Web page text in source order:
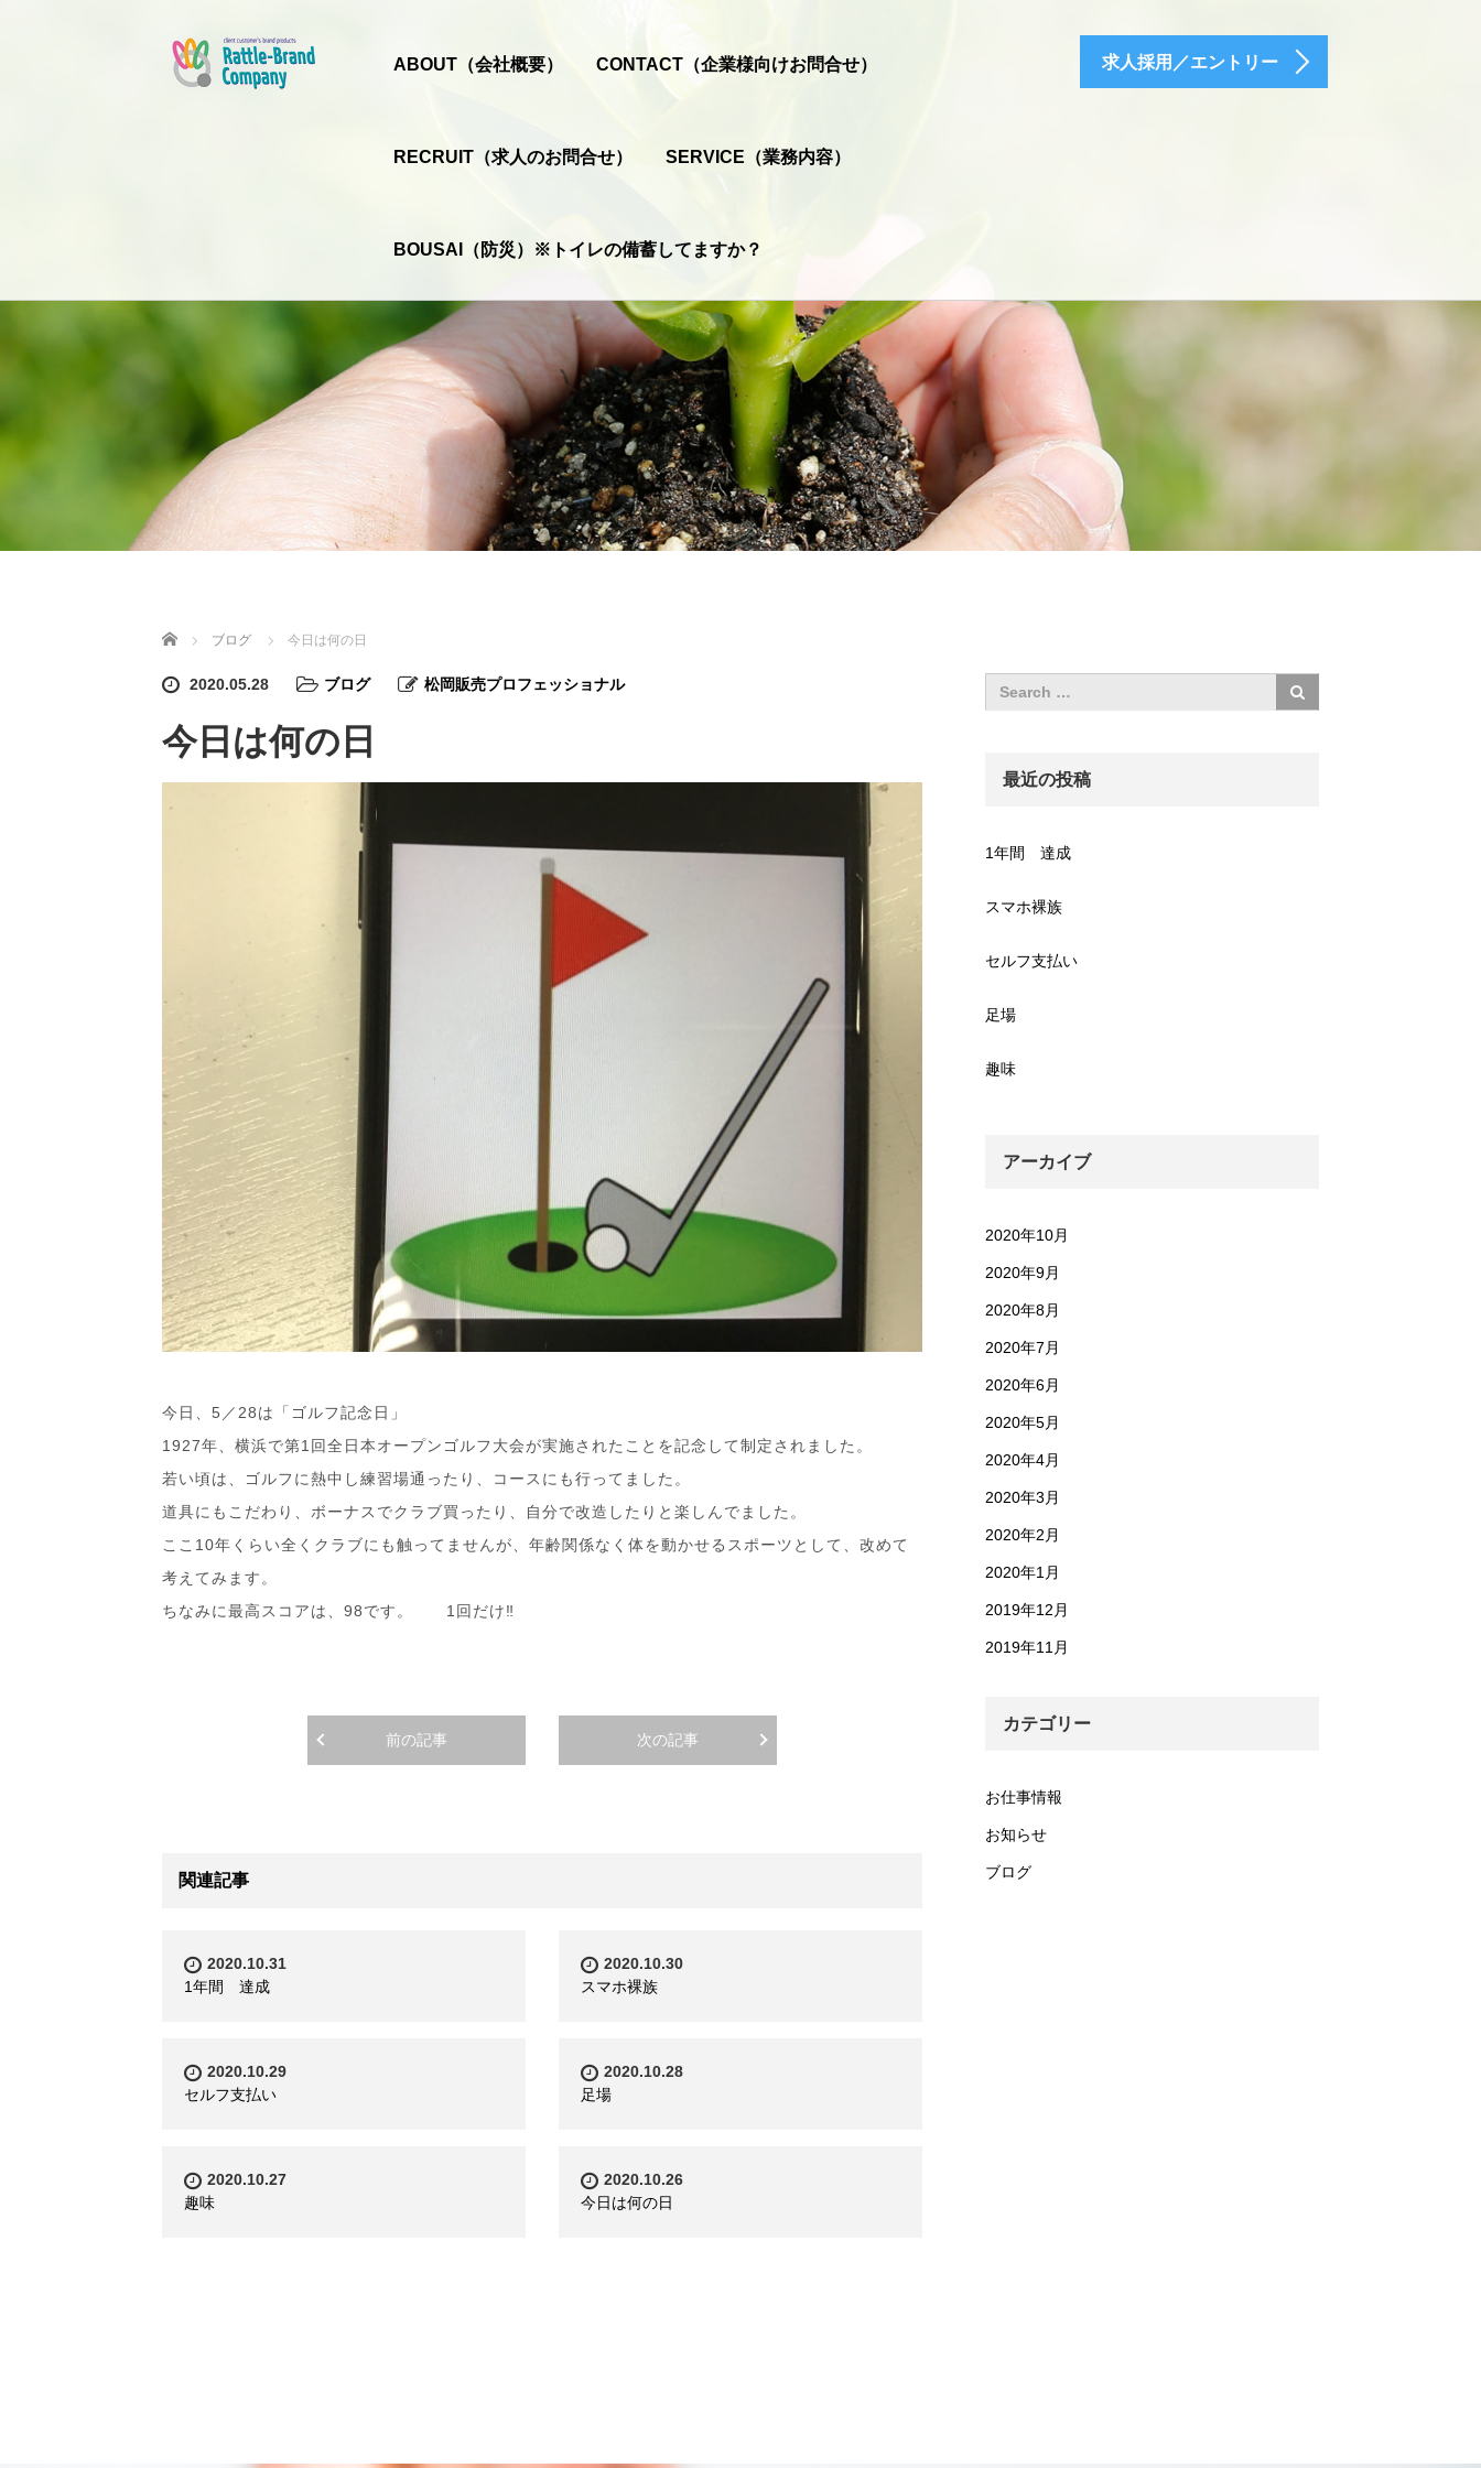
ABOUT（会社概要） CONTACT（企業様向けお問合せ）
RECRUIT（求人のお問合せ） SERVICE（業務内容）
BOUSAI（防災）※トイレの備蓄してますか？
求人採用／エントリー
ホーム ブログ 今日は何の日
2020.05.28 ブログ 松岡販売プロフェッショナル
今日は何の日
今日、5／28は「ゴルフ記念日」
1927年、横浜で第1回全日本オープンゴルフ大会が実施されたことを記念して制定されました。
若い頃は、ゴルフに熱中し練習場通ったり、コースにも行ってました。
道具にもこだわり、ボーナスでクラブ買ったり、自分で改造したりと楽しんでました。
ここ10年くらい全くクラブにも触ってませんが、年齢関係なく体を動かせるスポーツとして、改めて
考えてみます。
ちなみに最高スコアは、98です。 1回だけ‼︎
前の記事 次の記事
関連記事
2020.10.31
1年間 達成
2020.10.30
スマホ裸族
2020.10.29
セルフ支払い
2020.10.28
足場
2020.10.27
趣味
2020.10.26
今日は何の日
最近の投稿
1年間 達成
スマホ裸族
セルフ支払い
足場
趣味
アーカイブ
2020年10月
2020年9月
2020年8月
2020年7月
2020年6月
2020年5月
2020年4月
2020年3月
2020年2月
2020年1月
2019年12月
2019年11月
カテゴリー
お仕事情報
お知らせ
ブログ